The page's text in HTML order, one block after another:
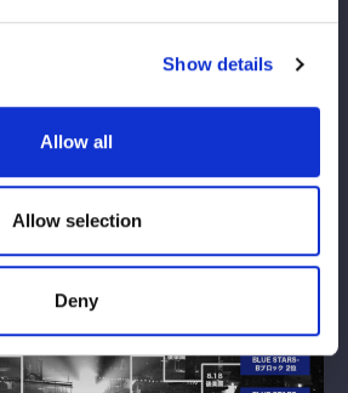
Show details
Allow all
Allow selection
Deny